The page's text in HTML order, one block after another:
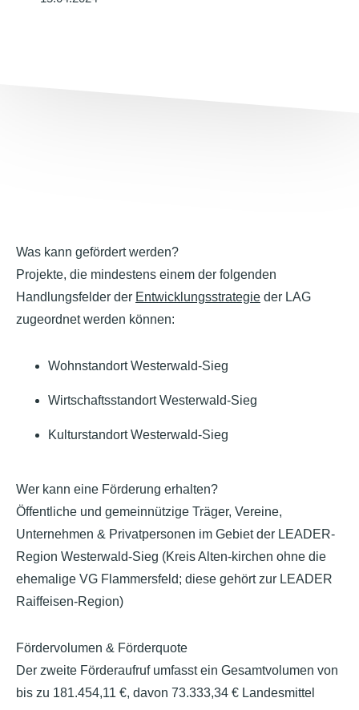
Was kann gefördert werden?
Projekte, die mindestens einem der folgenden
Handlungsfelder der Entwicklungsstrategie der LAG
zugeordnet werden können:
Wohnstandort Westerwald-Sieg
Wirtschaftsstandort Westerwald-Sieg
Kulturstandort Westerwald-Sieg
Wer kann eine Förderung erhalten?
Öffentliche und gemeinnützige Träger, Vereine,
Unternehmen & Privatpersonen im Gebiet der LEADER-
Region Westerwald-Sieg (Kreis Alten-kirchen ohne die
ehemalige VG Flammersfeld; diese gehört zur LEADER
Raiffeisen-Region)
Fördervolumen & Förderquote
Der zweite Förderaufruf umfasst ein Gesamtvolumen von
bis zu 181.454,11 €, davon 73.333,34 € Landesmittel